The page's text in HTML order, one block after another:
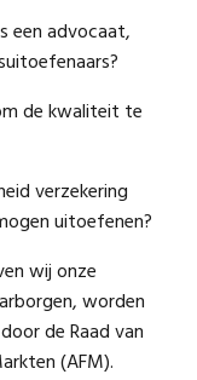
een advocaat,
de kwaliteit te
verzekering
uitoefenen?
wij onze
worden
de Raad van
(AFM).